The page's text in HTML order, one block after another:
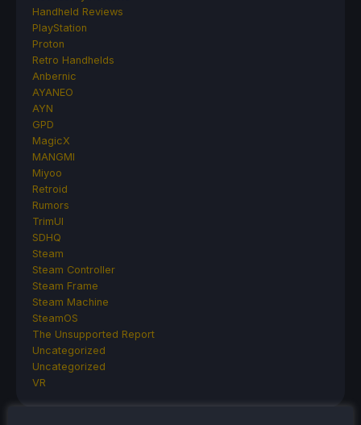
Handheld Reviews
PlayStation
Proton
Retro Handhelds
Anbernic
AYANEO
AYN
GPD
MagicX
MANGMI
Miyoo
Retroid
Rumors
TrimUI
SDHQ
Steam
Steam Controller
Steam Frame
Steam Machine
SteamOS
The Unsupported Report
Uncategorized
Uncategorized
VR